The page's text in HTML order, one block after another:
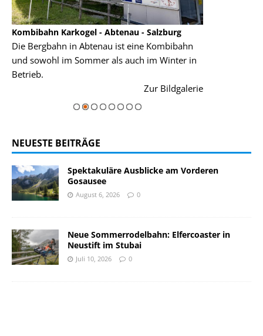
Kombibahn Karkogel - Abtenau - Salzburg
Die Bergbahn in Abtenau ist eine Kombibahn
und sowohl im Sommer als auch im Winter in
Betrieb.
Zur Bildgalerie
NEUESTE BEITRÄGE
Spektakuläre Ausblicke am Vorderen
Gosausee
August 6, 2026 0
Neue Sommerrodelbahn: Elfercoaster in
Neustift im Stubai
Juli 10, 2026 0